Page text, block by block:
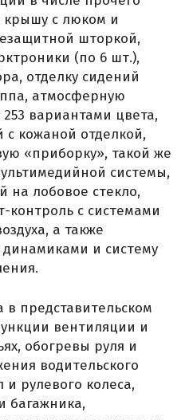
с люком и
шторкой,
(по 6 шт.),
отделку сидений
атмосферную
вариантами цвета,
кожаной отделкой,
«приборку», такой же
системы,
на лобовое стекло,
контроль с системами
а также
динамиками и систему
представительском
вентиляции и
обогревы руля и
водительского
и рулевого колеса,
багажника,